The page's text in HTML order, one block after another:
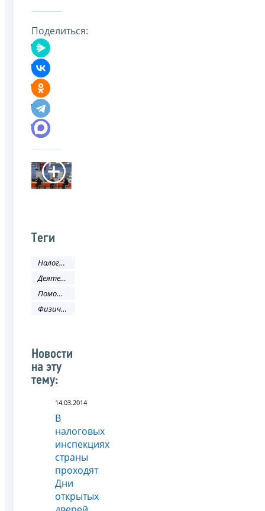
Поделиться:
Теги
Налоги и сборы
Деятельность ФНС
Помощь налогоплательщику
Физическое лицо
Новости
на эту
тему:
14.03.2014
В
налоговых
инспекциях
страны
проходят
Дни
открытых